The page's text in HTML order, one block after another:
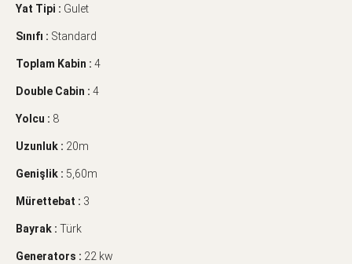
Yat Tipi : Gulet
Sınıfı : Standard
Toplam Kabin : 4
Double Cabin : 4
Yolcu : 8
Uzunluk : 20m
Genişlik : 5,60m
Mürettebat : 3
Bayrak : Türk
Generators : 22 kw